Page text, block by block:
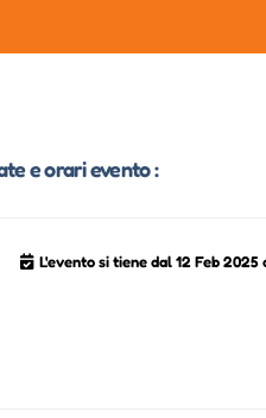
e orari evento :
L'evento si tiene dal 12 Feb